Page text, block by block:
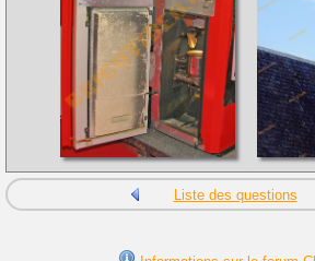
Liste des questions